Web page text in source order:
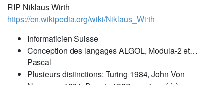
RIP Niklaus Wirth
https://en.wikipedia.org/wiki/Niklaus_Wirth
Informaticien Suisse
Conception des langages ALGOL, Modula-2 et…
Pascal
Plusieurs distinctions: Turing 1984, John Von